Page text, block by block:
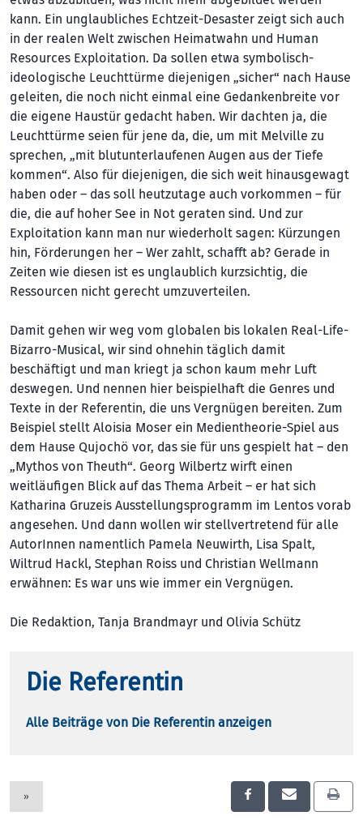
kann. Ein unglaubliches Echtzeit-Desaster zeigt sich auch
in der realen Welt zwischen Heimatwahn und Human
Resources Exploitation. Da sollen etwa symbolisch-
ideologische Leuchttürme diejenigen „sicher“ nach Hause
geleiten, die noch nicht einmal eine Gedankenbreite vor
die eigene Haustür gedacht haben. Wir dachten ja, die
Leuchttürme seien für jene da, die, um mit Melville zu
sprechen, „mit blutunterlaufenen Augen aus der Tiefe
kommen“. Also für diejenigen, die sich weit hinausgewagt
haben oder – das soll heutzutage auch vorkommen – für
die, die auf hoher See in Not geraten sind. Und zur
Exploitation kann man nur wiederholt sagen: Kürzungen
hin, Förderungen her – Wer zahlt, schafft ab? Gerade in
Zeiten wie diesen ist es unglaublich kurzsichtig, die
Ressourcen nicht gerecht umzuverteilen.
Damit gehen wir weg vom globalen bis lokalen Real-Life-
Bizarro-Musical, wir sind ohnehin täglich damit
beschäftigt und man kriegt ja schon kaum mehr Luft
deswegen. Und nennen hier beispielhaft die Genres und
Texte in der Referentin, die uns Vergnügen bereiten. Zum
Beispiel stellt Aloisia Moser ein Medientheorie-Spiel aus
dem Hause Qujochö vor, das sie für uns gespielt hat – den
„Mythos von Theuth“. Georg Wilbertz wirft einen
weitläufigen Blick auf das Thema Arbeit – er hat sich
Katharina Gruzeis Ausstellungsprogramm im Lentos vorab
angesehen. Und dann wollen wir stellvertretend für alle
AutorInnen namentlich Pamela Neuwirth, Lisa Spalt,
Wiltrud Hackl, Stephan Roiss und Christian Wellmann
erwähnen: Es war uns wie immer ein Vergnügen.
Die Redaktion, Tanja Brandmayr und Olivia Schütz
Die Referentin
Alle Beiträge von Die Referentin anzeigen
»